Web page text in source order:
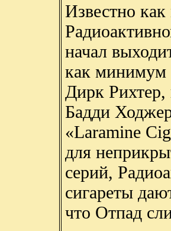
Известно
начал
как минимум
Дирк
Бадди
«Laramine
для
серий,
сигареты
что Отпад